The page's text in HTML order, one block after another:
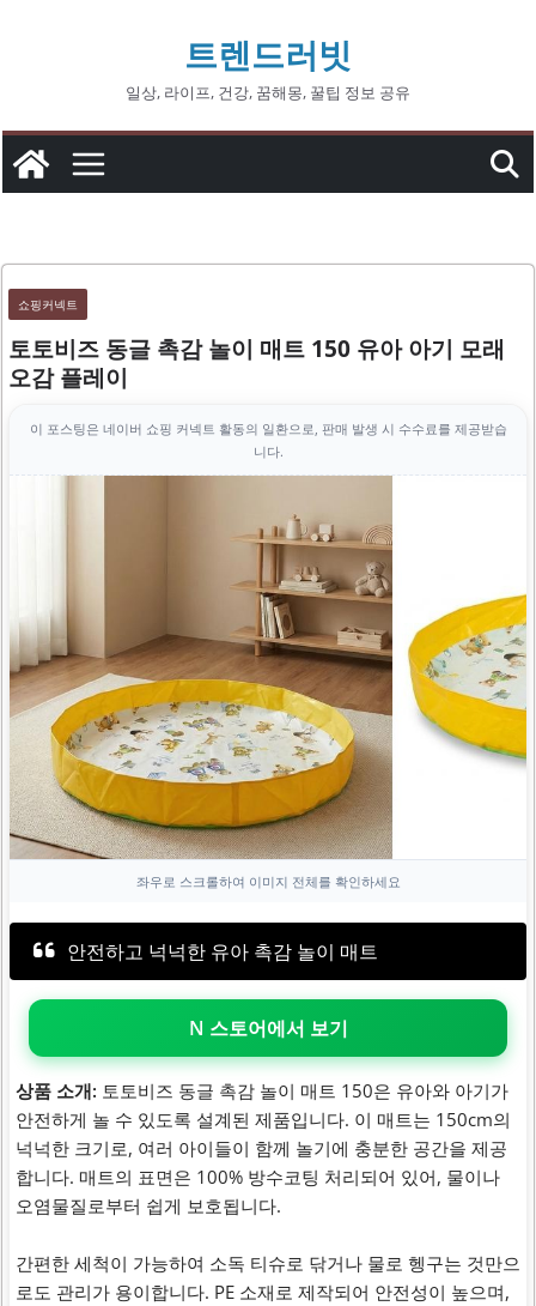
트렌드러빗
일상, 라이프, 건강, 꿈해몽, 꿀팁 정보 공유
쇼핑커넥트
토토비즈 동글 촉감 놀이 매트 150 유아 아기 모래
오감 플레이
이 포스팅은 네이버 쇼핑 커넥트 활동의 일환으로, 판매 발생 시 수수료를 제공받습
니다.
좌우로 스크롤하여 이미지 전체를 확인하세요
안전하고 넉넉한 유아 촉감 놀이 매트
N 스토어에서 보기
상품 소개: 토토비즈 동글 촉감 놀이 매트 150은 유아와 아기가
안전하게 놀 수 있도록 설계된 제품입니다. 이 매트는 150cm의
넉넉한 크기로, 여러 아이들이 함께 놀기에 충분한 공간을 제공
합니다. 매트의 표면은 100% 방수코팅 처리되어 있어, 물이나
오염물질로부터 쉽게 보호됩니다.
간편한 세척이 가능하여 소독 티슈로 닦거나 물로 헹구는 것만으
로도 관리가 용이합니다. PE 소재로 제작되어 안전성이 높으며,